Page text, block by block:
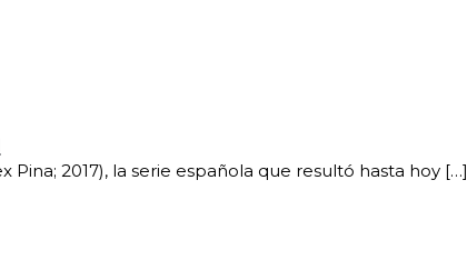
2017), la serie española que resultó hasta hoy […]